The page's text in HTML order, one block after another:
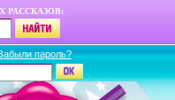
РАССКАЗОВ:
пароль?